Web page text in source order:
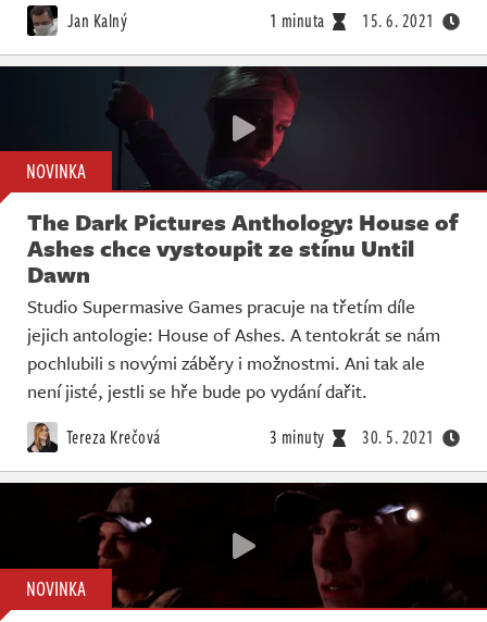
Jan Kalný 1 minuta 15. 6. 2021
NOVINKA
The Dark Pictures Anthology: House of
Ashes chce vystoupit ze stínu Until
Dawn
Studio Supermasive Games pracuje na třetím díle
jejich antologie: House of Ashes. A tentokrát se nám
pochlubili s novými záběry i možnostmi. Ani tak ale
není jisté, jestli se hře bude po vydání dařit.
Tereza Krečová 3 minuty 30. 5. 2021
NOVINKA